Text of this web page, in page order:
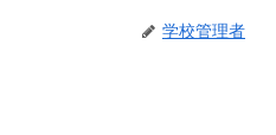
学校管理者